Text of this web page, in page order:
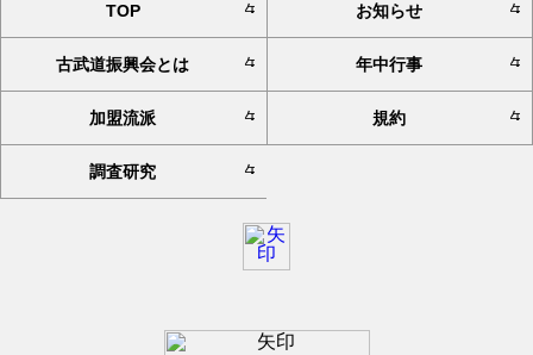
TOP お知らせ
古武道振興会とは 年中行事
加盟流派 規約
調査研究